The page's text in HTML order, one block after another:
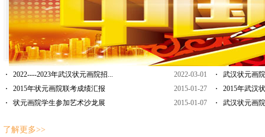
2022----2023年武汉状元画院招... 2022-03-01
武汉状元画
2015年状元画院联考成绩汇报
2015-01-27
2015年武汉
状元画院学生参加艺术沙龙展
2015-01-07 武汉状元画
了解更多>>